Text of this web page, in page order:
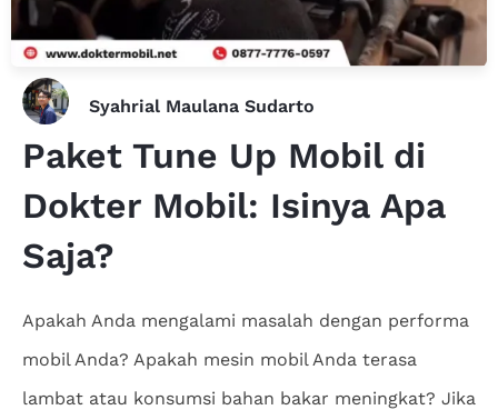
Syahrial Maulana Sudarto
Paket Tune Up Mobil di
Dokter Mobil: Isinya Apa
Saja?
Apakah Anda mengalami masalah dengan performa
mobil Anda? Apakah mesin mobil Anda terasa
lambat atau konsumsi bahan bakar meningkat? Jika